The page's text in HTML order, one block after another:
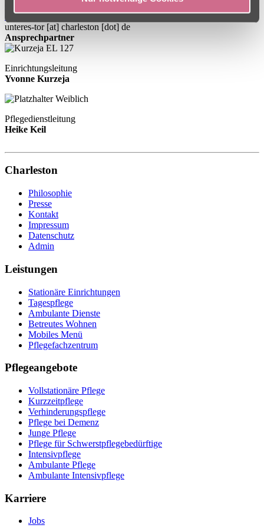
09521 9540305
unteres-tor[at] charleston [dot] de
Ansprechpartner
Einrichtungsleitung
Yvonne Kurzeja
Pflegedienstleitung
Heike Keil
Charleston
Philosophie
Presse
Kontakt
Impressum
Datenschutz
Admin
Leistungen
Stationäre Einrichtungen
Tagespflege
Ambulante Dienste
Betreutes Wohnen
Mobiles Menü
Pflegefachzentrum
Pflegeangebote
Vollstationäre Pflege
Kurzzeitpflege
Verhinderungspflege
Pflege bei Demenz
Junge Pflege
Pflege für Schwerstpflegebedürftige
Intensivpflege
Ambulante Pflege
Ambulante Intensivpflege
Karriere
Jobs